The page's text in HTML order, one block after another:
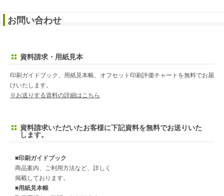
お問い合わせ
資料請求・用紙見本
印刷ガイドブック、用紙見本帳、オフセット印刷評価チャートを無料でお届
けいたします。
※お送りする資料の詳細はこちら
資料請求いただいたお客様に下記資料を無料でお送りいた
します。
■印刷ガイドブック
商品案内、ご利用方法など、詳しく
掲載しております。
■用紙見本帳